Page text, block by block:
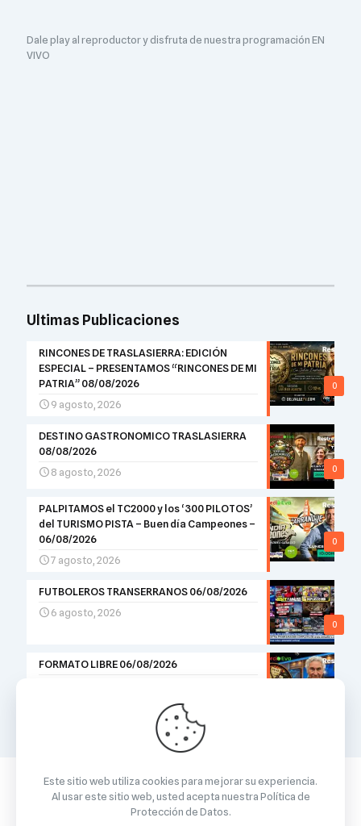
Dale play al reproductor y disfruta de nuestra programación EN
VIVO
Ultimas Publicaciones
0
RINCONES DE TRASLASIERRA: EDICIÓN
ESPECIAL – PRESENTAMOS “RINCONES DE MI
PATRIA” 08/08/2026
9 agosto, 2026
0
DESTINO GASTRONOMICO TRASLASIERRA
08/08/2026
8 agosto, 2026
0
PALPITAMOS el TC2000 y los ‘300 PILOTOS’
del TURISMO PISTA – Buen día Campeones –
06/08/2026
7 agosto, 2026
0
FUTBOLEROS TRANSERRANOS 06/08/2026
6 agosto, 2026
FORMATO LIBRE 06/08/2026
Este sitio web utiliza cookies para mejorar su experiencia.
Al usar este sitio web, usted acepta nuestraPolítica de
Protección de Datos.